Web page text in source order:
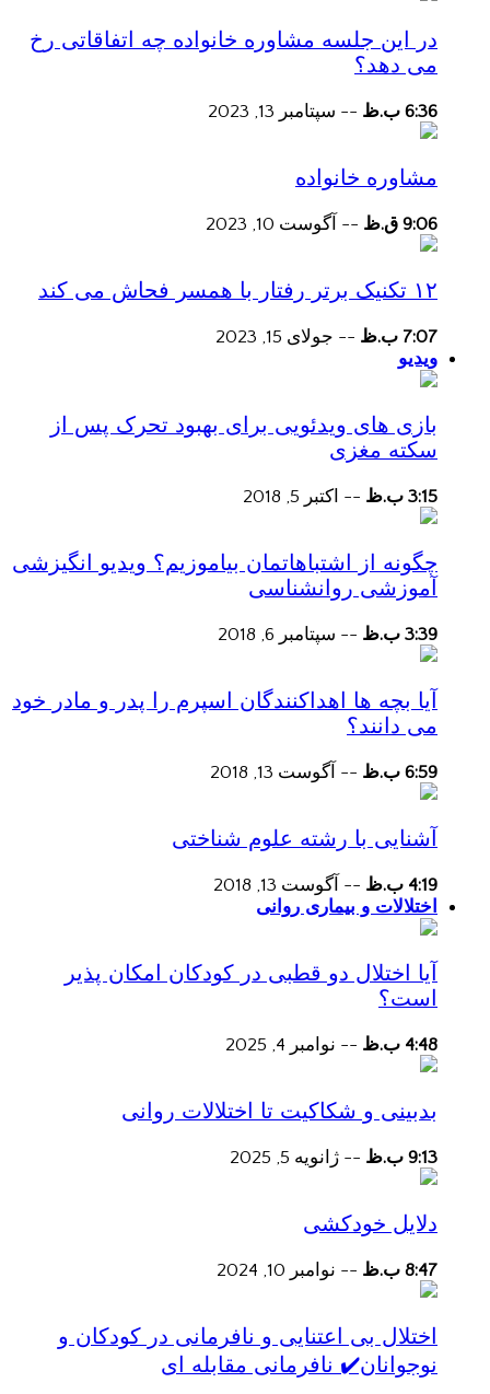
در این جلسه مشاوره خانواده چه اتفاقاتی رخ
می دهد؟
6:36 ب.ظ -- سپتامبر 13, 2023
مشاوره خانواده
9:06 ق.ظ -- آگوست 10, 2023
۱۲ تکنیک برتر رفتار با همسر فحاش می کند
7:07 ب.ظ -- جولای 15, 2023
ویدیو
بازی های ویدئویی برای بهبود تحرک پس از
سکته مغزی
3:15 ب.ظ -- اکتبر 5, 2018
چگونه از اشتباهاتمان بیاموزیم؟ ویدیو انگیزشی
آموزشی روانشناسی
3:39 ب.ظ -- سپتامبر 6, 2018
آیا بچه ها اهداکنندگان اسپرم را پدر و مادر خود
می دانند؟
6:59 ب.ظ -- آگوست 13, 2018
آشنایی با رشته علوم شناختی
4:19 ب.ظ -- آگوست 13, 2018
اختلالات و بیماری روانی
آیا اختلال دو قطبی در کودکان امکان پذیر
است؟
4:48 ب.ظ -- نوامبر 4, 2025
بدبینی و شکاکیت تا اختلالات روانی
9:13 ب.ظ -- ژانویه 5, 2025
دلایل خودکشی
8:47 ب.ظ -- نوامبر 10, 2024
اختلال بی اعتنایی و نافرمانی در کودکان و
نوجوانان✔️ نافرمانی مقابله ای